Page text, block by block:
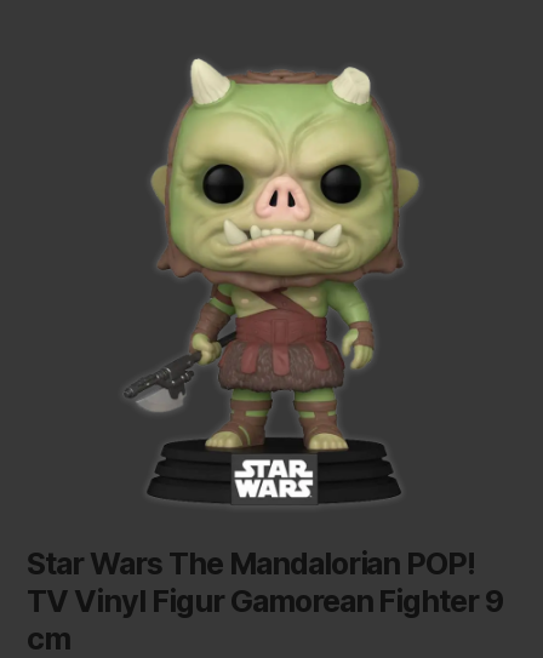
Star Wars The Mandalorian POP!
TV Vinyl Figur Gamorean Fighter 9
cm